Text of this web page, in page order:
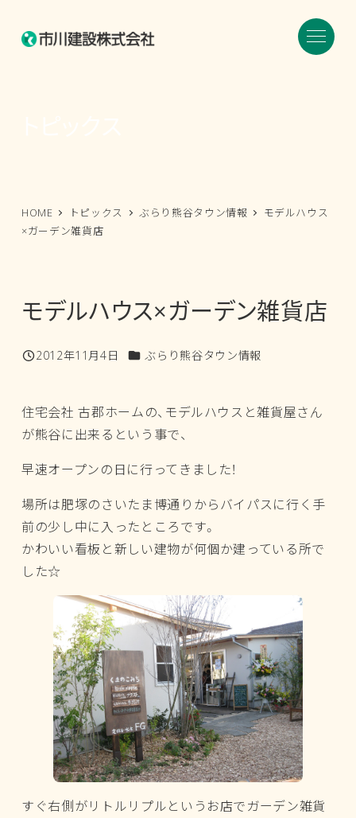
HOME トピックス ぶらり熊谷タウン情報
モデルハウス
×ガーデン雑貨店
モデルハウス×ガーデン雑貨店
投稿日
2012年11月4日 カテゴリー
ぶらり熊谷タウン情報
住宅会社 古郡ホームの、モデルハウスと雑貨屋さん
が熊谷に出来るという事で、
早速オープンの日に行ってきました！
場所は肥塚のさいたま博通りからバイパスに行く手
前の少し中に入ったところです。
かわいい看板と新しい建物が何個か建っている所で
した☆
すぐ右側がリトルリプルというお店でガーデン雑貨